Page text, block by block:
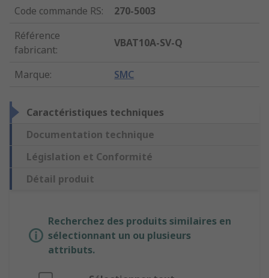
Code commande RS:
270-5003
Référence
fabricant:
VBAT10A-SV-Q
Marque: SMC
Caractéristiques techniques
Documentation technique
Législation et Conformité
Détail produit
Recherchez des produits similaires en
sélectionnant un ou plusieurs
attributs.